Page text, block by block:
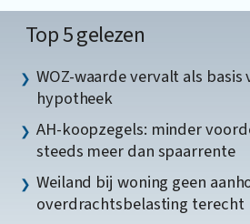
Top 5 gelezen
WOZ-waarde vervalt als basis
hypotheek
AH-koopzegels: minder
steeds meer dan spaarrente
Weiland bij woning geen
overdrachtsbelasting terecht